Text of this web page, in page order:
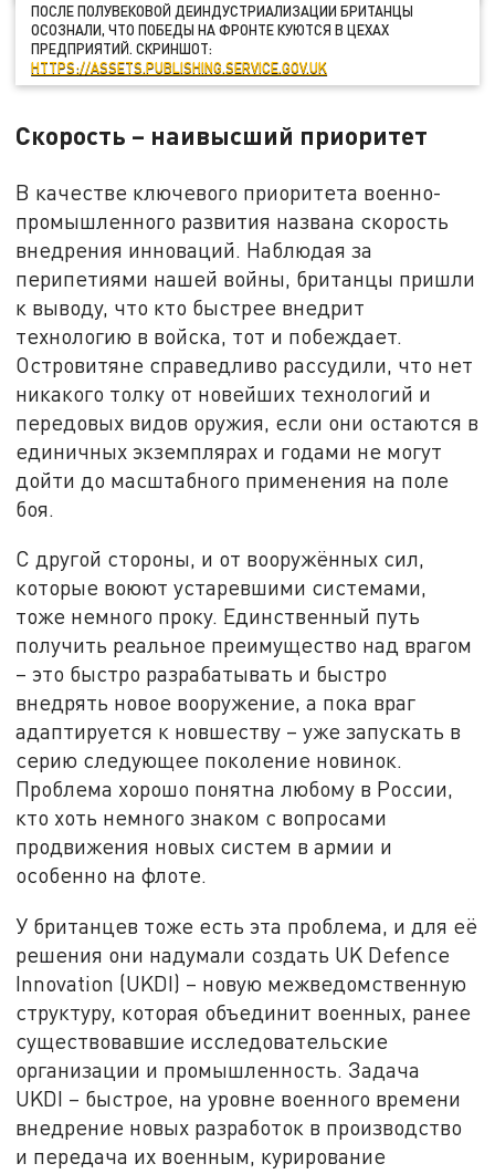
ПОСЛЕ ПОЛУВЕКОВОЙ ДЕИНДУСТРИАЛИЗАЦИИ БРИТАНЦЫ
ОСОЗНАЛИ, ЧТО ПОБЕДЫ НА ФРОНТЕ КУЮТСЯ В ЦЕХАХ
ПРЕДПРИЯТИЙ. СКРИНШОТ:
HTTPS://ASSETS.PUBLISHING.SERVICE.GOV.UK
Скорость – наивысший приоритет
В качестве ключевого приоритета военно-
промышленного развития названа скорость
внедрения инноваций. Наблюдая за
перипетиями нашей войны, британцы пришли
к выводу, что кто быстрее внедрит
технологию в войска, тот и побеждает.
Островитяне справедливо рассудили, что нет
никакого толку от новейших технологий и
передовых видов оружия, если они остаются в
единичных экземплярах и годами не могут
дойти до масштабного применения на поле
боя.
С другой стороны, и от вооружённых сил,
которые воюют устаревшими системами,
тоже немного проку. Единственный путь
получить реальное преимущество над врагом
– это быстро разрабатывать и быстро
внедрять новое вооружение, а пока враг
адаптируется к новшеству – уже запускать в
серию следующее поколение новинок.
Проблема хорошо понятна любому в России,
кто хоть немного знаком с вопросами
продвижения новых систем в армии и
особенно на флоте.
У британцев тоже есть эта проблема, и для её
решения они надумали создать UK Defence
Innovation (UKDI) – новую межведомственную
структуру, которая объединит военных, ранее
существовавшие исследовательские
организации и промышленность. Задача
UKDI – быстрое, на уровне военного времени
внедрение новых разработок в производство
и передача их военным, курирование